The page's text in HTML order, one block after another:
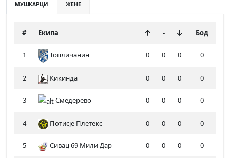
МУШКАРЦИ ЖЕНЕ
# Екипа - Бод
1 Топличанин 0 0 0 0
2 Кикинда 0 0 0 0
3 Смедерево 0 0 0 0
4 Потисје Плетекс 0 0 0 0
5 Сивац 69 Мили Дар 0 0 0 0